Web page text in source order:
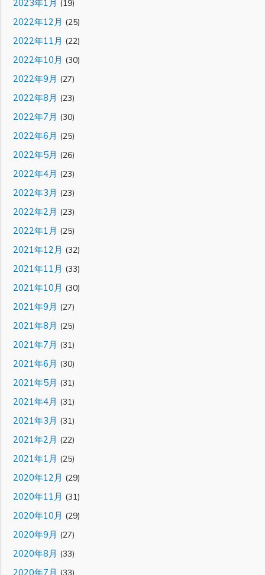
2023年1月 (19)
2022年12月 (25)
2022年11月 (22)
2022年10月 (30)
2022年9月 (27)
2022年8月 (23)
2022年7月 (30)
2022年6月 (25)
2022年5月 (26)
2022年4月 (23)
2022年3月 (23)
2022年2月 (23)
2022年1月 (25)
2021年12月 (32)
2021年11月 (33)
2021年10月 (30)
2021年9月 (27)
2021年8月 (25)
2021年7月 (31)
2021年6月 (30)
2021年5月 (31)
2021年4月 (31)
2021年3月 (31)
2021年2月 (22)
2021年1月 (25)
2020年12月 (29)
2020年11月 (31)
2020年10月 (29)
2020年9月 (27)
2020年8月 (33)
2020年7月